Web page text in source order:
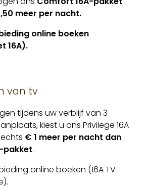
meer per nacht.
online boeken
16A).
van tv
tijdens uw verblijf van 3
kiest u ons Privilege 16A
€ 1 meer per nacht dan
pakket.
online boeken (16A TV